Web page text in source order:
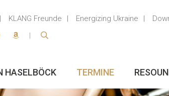
KLANG Freunde Energizing Ukraine
HASELBÖCK TERMINE